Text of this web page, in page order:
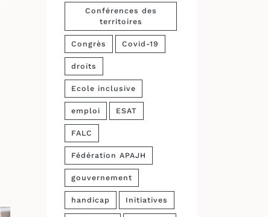
Conférences des
territoires
Congrès Covid-19
droits
Ecole inclusive
emploi ESAT
FALC
Fédération APAJH
gouvernement
handicap Initiatives